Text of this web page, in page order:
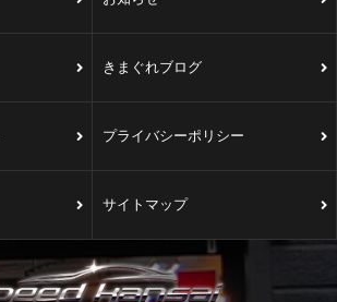
きまぐれブログ
プライバシーポリシー
サイトマップ